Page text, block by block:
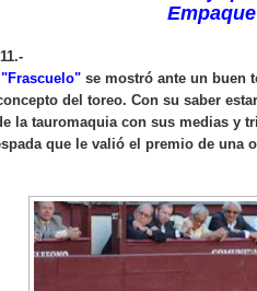
se mostró ante un buen
del toreo. Con su saber
la tauromaquia con sus medias y
que le valió el premio de una